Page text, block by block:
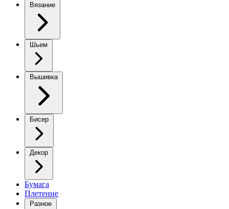
Вязание
Шьем
Вышивка
Бисер
Декор
Бумага
Плетение
Разное